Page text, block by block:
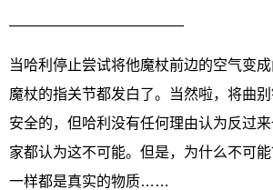
————————————
当哈利停止尝试将他魔杖前边的空气变
魔杖的指关节都发白了。当然啦，将曲
安全的，但哈利没有任何理由认为反过
家都认为这不可能。但是，为什么不可
一样都是真实的物质……